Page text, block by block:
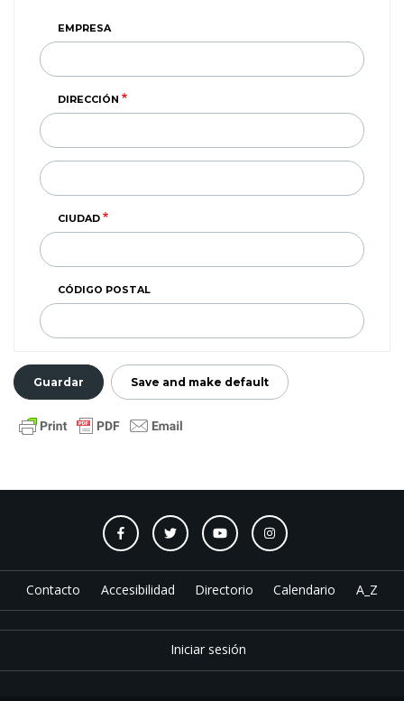
EMPRESA
DIRECCIÓN
LINEA)
CIUDAD
CÓDIGO POSTAL
Contacto Accesibilidad Directorio Calendario A_Z
Iniciar sesión